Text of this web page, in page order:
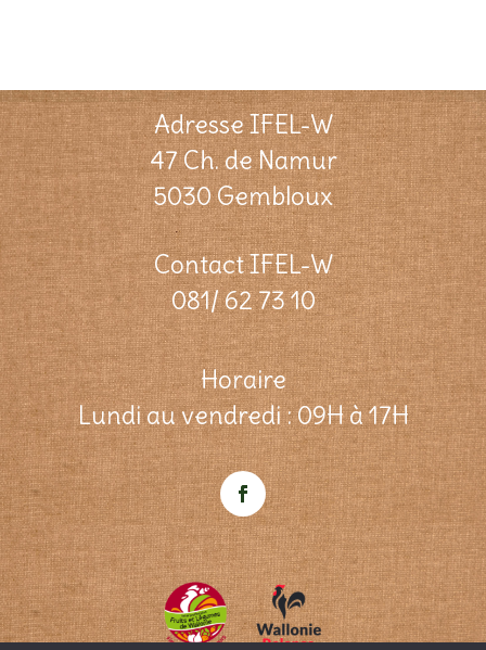
Adresse IFEL-W
47 Ch. de Namur
5030 Gembloux
Contact IFEL-W
081/ 62 73 10
Horaire
Lundi au vendredi : 09H à 17H